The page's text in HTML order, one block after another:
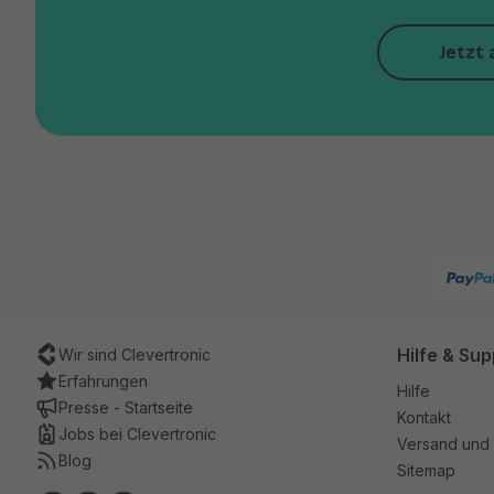
Jetzt
Wir sind Clevertronic
Erfahrungen
Presse - Startseite
Jobs bei Clevertronic
Blog
Hilfe &
Hilfe
Kontakt
Versand
Sitemap